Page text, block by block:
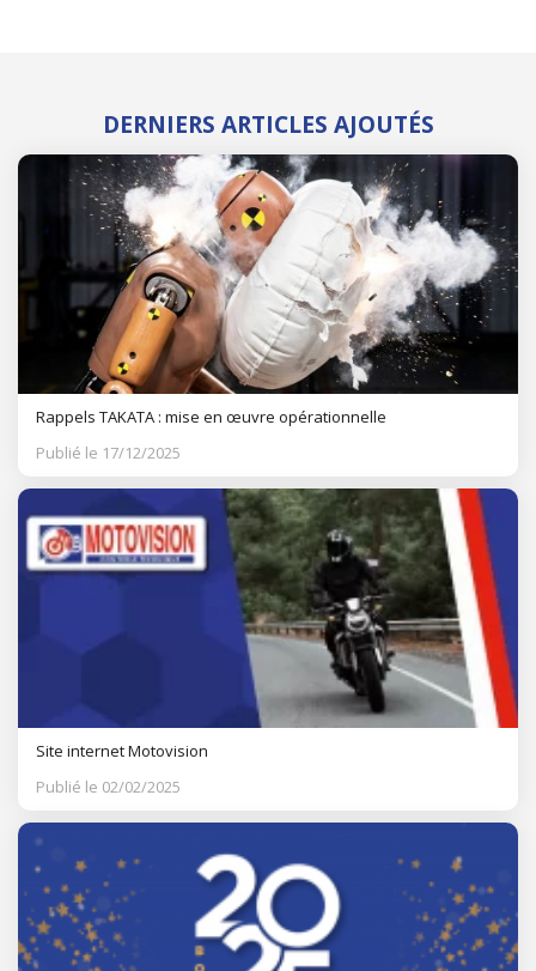
DERNIERS ARTICLES AJOUTÉS
Rappels TAKATA : mise en œuvre opérationnelle
Publié le 17/12/2025
Site internet Motovision
Publié le 02/02/2025